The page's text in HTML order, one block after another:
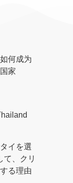
何成为
家
イを選
、クリ
る理由